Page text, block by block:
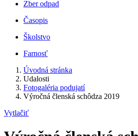
Zber odpad
Časopis
Školstvo
Farnosť
Úvodná stránka
Udalosti
Fotogaléria podujatí
Výročná členská schôdza 2019
Vytlačiť